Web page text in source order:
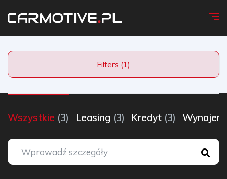
Filters (1)
Wszystkie (3) Leasing (3) Kredyt (3) Wynajem